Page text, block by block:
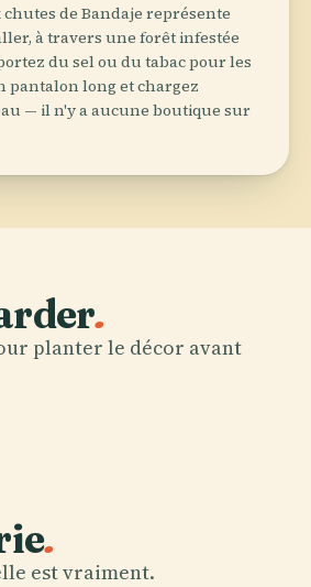
de Bandaje représente
à travers une forêt infestée
du sel ou du tabac pour les
pantalon long et chargez
— il n'y a aucune boutique sur
.
planter le décor avant
Meals at
| Kannada
| Unbox
.
est vraiment.